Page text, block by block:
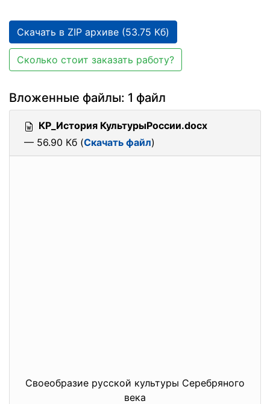
Скачать в ZIP архиве (53.75 Кб)
Сколько стоит заказать работу?
Вложенные файлы: 1 файл
КР_История КультурыРоссии.docx
— 56.90 Кб (Скачать файл)
Своеобразие русской культуры Серебряного
века